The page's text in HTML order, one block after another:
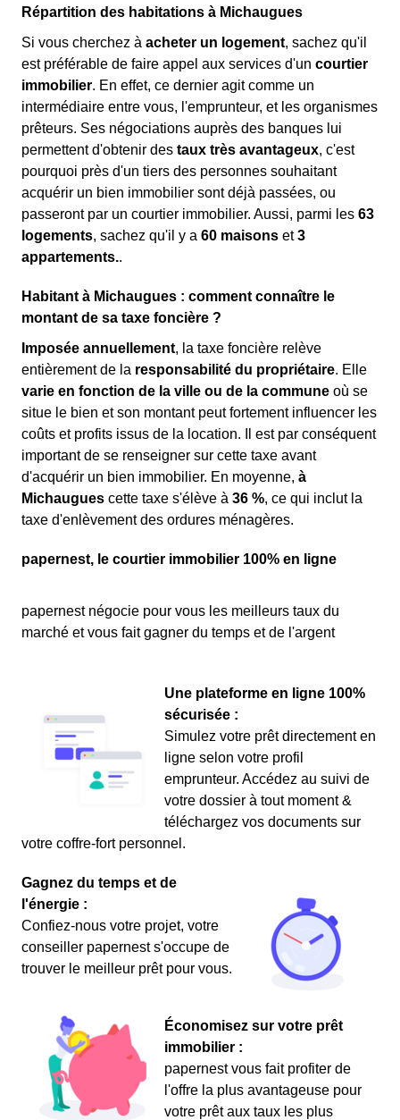
Répartition des habitations à Michaugues
Si vous cherchez à acheter un logement, sachez qu'il
est préférable de faire appel aux services d'un courtier
immobilier. En effet, ce dernier agit comme un
intermédiaire entre vous, l'emprunteur, et les organismes
prêteurs. Ses négociations auprès des banques lui
permettent d'obtenir des taux très avantageux, c'est
pourquoi près d'un tiers des personnes souhaitant
acquérir un bien immobilier sont déjà passées, ou
passeront par un courtier immobilier. Aussi, parmi les 63
logements, sachez qu'il y a 60 maisons et3
appartements..
Habitant à Michaugues : comment connaître le
montant de sa taxe foncière ?
Imposée annuellement, la taxe foncière relève
entièrement de la responsabilité du propriétaire. Elle
varie en fonction de la ville ou de la commune où se
situe le bien et son montant peut fortement influencer les
coûts et profits issus de la location. Il est par conséquent
important de se renseigner sur cette taxe avant
d'acquérir un bien immobilier. En moyenne, à
Michaugues cette taxe s'élève à 36 %, ce qui inclut la
taxe d'enlèvement des ordures ménagères.
papernest, le courtier immobilier 100% en ligne
papernest négocie pour vous les meilleurs taux du
marché et vous fait gagner du temps et de l'argent
Une plateforme en ligne 100%
sécurisée :
Simulez votre prêt directement en
ligne selon votre profil
emprunteur. Accédez au suivi de
votre dossier à tout moment &
téléchargez vos documents sur
votre coffre-fort personnel.
Gagnez du temps et de
l'énergie :
Confiez-nous votre projet, votre
conseiller papernest s'occupe de
trouver le meilleur prêt pour vous.
Économisez sur votre prêt
immobilier :
papernest vous fait profiter de
l'offre la plus avantageuse pour
votre prêt aux taux les plus